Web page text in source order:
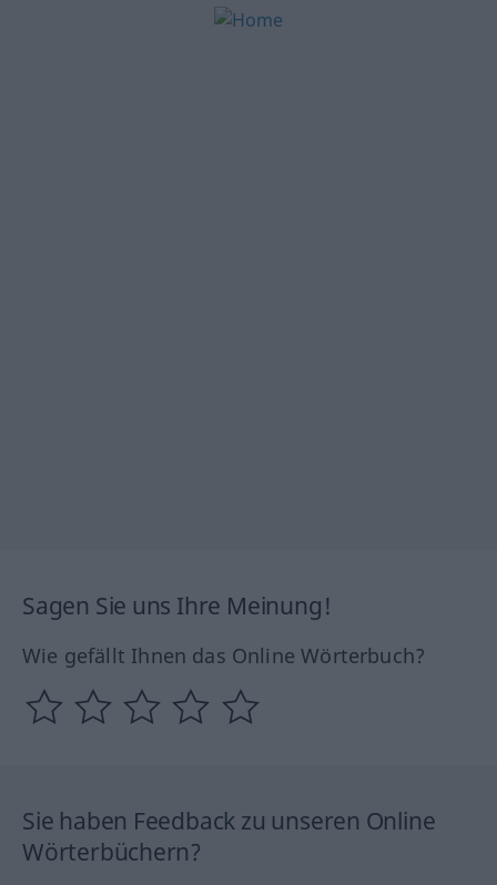
Sagen Sie uns Ihre Meinung!
Wie gefällt Ihnen das Online Wörterbuch?
Sie haben Feedback zu unseren Online
Wörterbüchern?